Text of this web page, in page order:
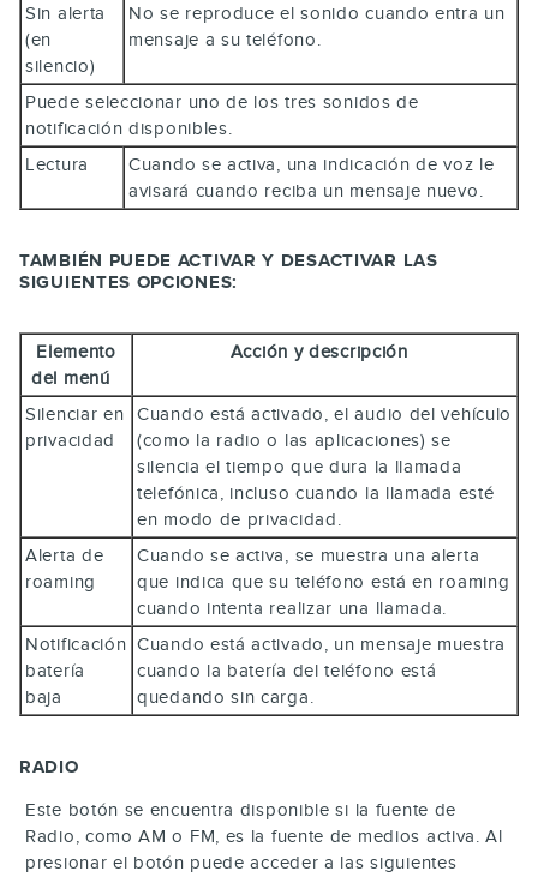
Sin alerta
(en
silencio)
No se reproduce el sonido cuando entra un
mensaje a su teléfono.
Puede seleccionar uno de los tres sonidos de
notificación disponibles.
Lectura
Cuando se activa, una indicación de voz le
avisará cuando reciba un mensaje nuevo.
TAMBIÉN PUEDE ACTIVAR Y DESACTIVAR LAS
SIGUIENTES OPCIONES:
Elemento
del menú
Acción y descripción
Silenciar en
privacidad
Cuando está activado, el audio del vehículo
(como la radio o las aplicaciones) se
silencia el tiempo que dura la llamada
telefónica, incluso cuando la llamada esté
en modo de privacidad.
Alerta de
roaming
Cuando se activa, se muestra una alerta
que indica que su teléfono está en roaming
cuando intenta realizar una llamada.
Notificación
batería
baja
Cuando está activado, un mensaje muestra
cuando la batería del teléfono está
quedando sin carga.
RADIO
Este botón se encuentra disponible si la fuente de
Radio, como AM o FM, es la fuente de medios activa. Al
presionar el botón puede acceder a las siguientes